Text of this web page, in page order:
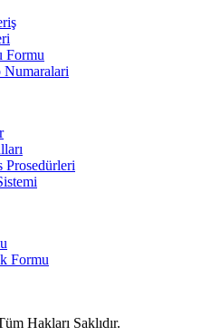
Formu
Numaralari
Prosedürleri
Formu
Hakları Saklıdır.